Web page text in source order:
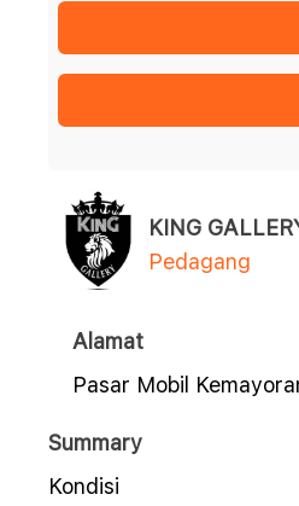
KING
Pedagang
Alamat
Pasar Mobil
Summary
Kondisi